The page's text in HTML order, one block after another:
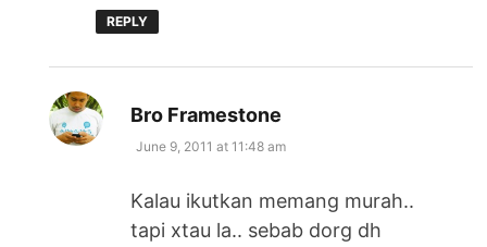
REPLY
Bro Framestone
June 9, 2011 at 11:48 am
Kalau ikutkan memang murah..
tapi xtau la.. sebab dorg dh